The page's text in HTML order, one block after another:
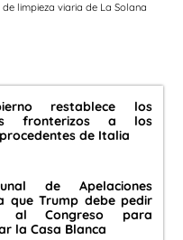
limpieza viaria de La Solana
restablece los
fronterizos a los
de Italia
de Apelaciones
que Trump debe pedir
al Congreso para
la Casa Blanca